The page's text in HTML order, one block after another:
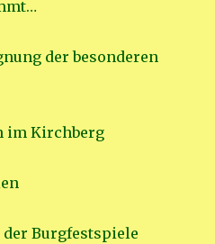
der besonderen
im Kirchberg
Burgfestspiele